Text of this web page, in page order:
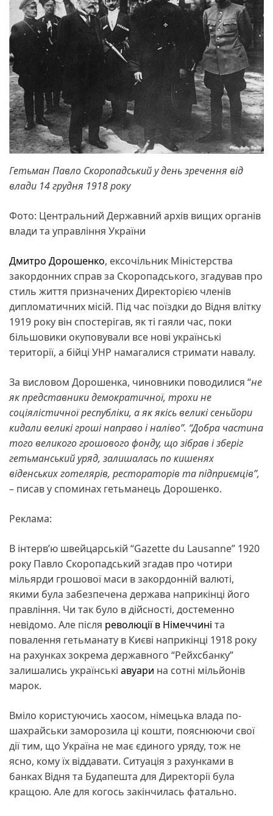
Гетьман Павло Скоропадський у день зречення від
влади 14 грудня 1918 року
Фото: Центральний Державний архів вищих органів
влади та управління України
Дмитро Дорошенко, ексочільник Міністерства
закордонних справ за Скоропадського, згадував про
стиль життя призначених Директорією членів
дипломатичних місій. Під час поїздки до Відня влітку
1919 року він спостерігав, як ті гаяли час, поки
більшовики окуповували все нові українські
території, а бійці УНР намагалися стримати навалу.
За висловом Дорошенка, чиновники поводилися “не
як представники демократичної, трохи не
соціялістичної республіки, а як якісь великі сеньйори
кидали великі гроші направо і наліво”. “Добра частина
того великого грошового фонду, що зібрав і зберіг
гетьманський уряд, залишалась по кишенях
віденських готелярів, рестораторів та підприємців”,
– писав у споминах гетьманець Дорошенко.
Реклама:
В інтерв’ю швейцарській “Gazette du Lausanne” 1920
року Павло Скоропадський згадав про чотири
мільярди грошової маси в закордонній валюті,
якими була забезпечена держава наприкінці його
правління. Чи так було в дійсності, достеменно
невідомо. Але після революції в Німеччині та
повалення гетьманату в Києві наприкінці 1918 року
на рахунках зокрема державного “Рейхсбанку”
залишались українські авуари на сотні мільйонів
марок.
Вміло користуючись хаосом, німецька влада по-
шахрайськи заморозила ці кошти, пояснюючи свої
дії тим, що Україна не має єдиного уряду, тож не
ясно, кому їх віддавати. Ситуація з рахунками в
банках Відня та Будапешта для Директорії була
кращою. Але для когось закінчилась фатально.